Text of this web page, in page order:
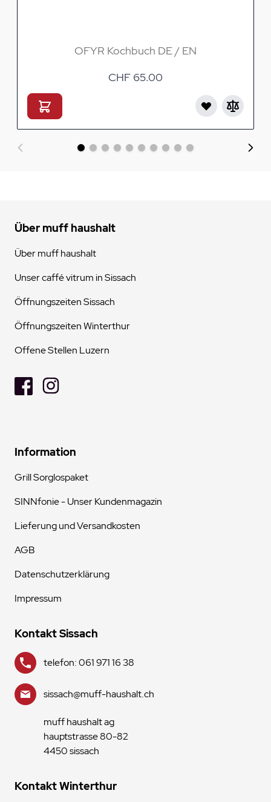
OFYR Kochbuch DE / EN
CHF 65.00
Über muff haushalt
Über muff haushalt
Unser caffé vitrum in Sissach
Öffnungszeiten Sissach
Öffnungszeiten Winterthur
Offene Stellen Luzern
Information
Grill Sorglospaket
SINNfonie - Unser Kundenmagazin
Lieferung und Versandkosten
AGB
Datenschutzerklärung
Impressum
Kontakt Sissach
telefon: 061 971 16 38
sissach@muff-haushalt.ch
muff haushalt ag
hauptstrasse 80-82
4450 sissach
Kontakt Winterthur